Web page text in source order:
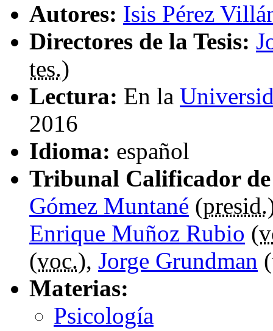
Autores: Isis Pérez
Directores de la Tesis:
tes.)
Lectura: En la
2016
Idioma: español
Tribunal Calificador de
Gómez Muntané (presid.
Enrique Muñoz Rubio (
(voc.), Jorge Grundman (
Materias:
Psicología